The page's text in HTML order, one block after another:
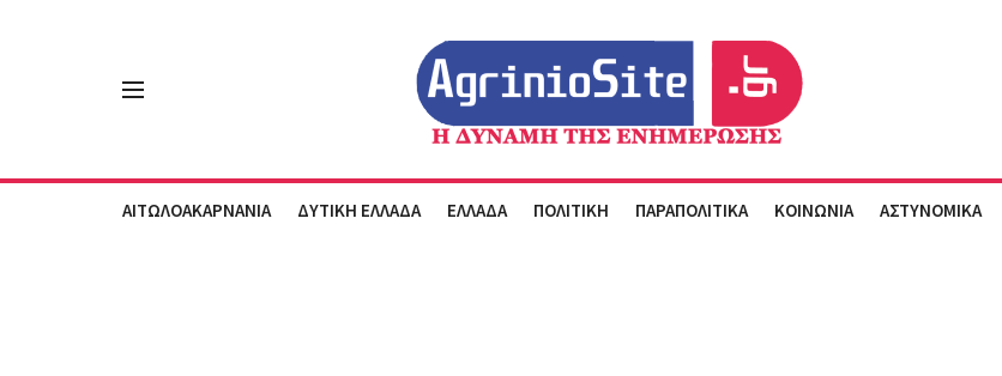
ΑΙΤΩΛΟΑΚΑΡΝΑΝΙΑ ΔΥΤΙΚΗ ΕΛΛΑΔΑ ΕΛΛΑΔΑ ΠΟΛΙΤΙΚΗ ΠΑΡΑΠΟΛΙΤΙΚΑ ΚΟΙΝΩΝΙΑ ΑΣΤΥΝΟΜΙΚΑ